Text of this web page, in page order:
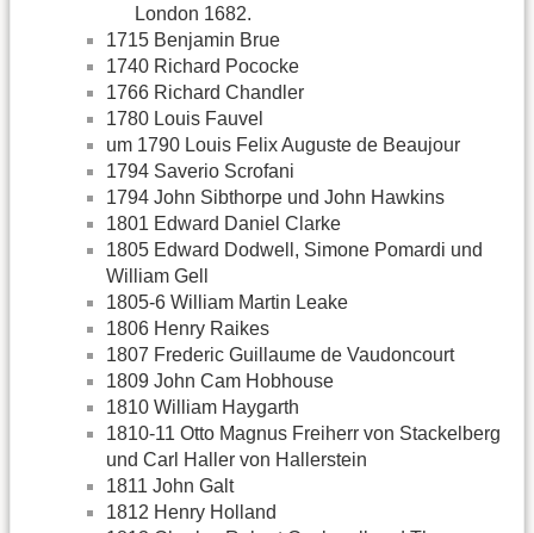
London 1682.
1715 Benjamin Brue
1740 Richard Pococke
1766 Richard Chandler
1780 Louis Fauvel
um 1790 Louis Felix Auguste de Beaujour
1794 Saverio Scrofani
1794 John Sibthorpe und John Hawkins
1801 Edward Daniel Clarke
1805 Edward Dodwell, Simone Pomardi und
William Gell
1805-6 William Martin Leake
1806 Henry Raikes
1807 Frederic Guillaume de Vaudoncourt
1809 John Cam Hobhouse
1810 William Haygarth
1810-11 Otto Magnus Freiherr von Stackelberg
und Carl Haller von Hallerstein
1811 John Galt
1812 Henry Holland